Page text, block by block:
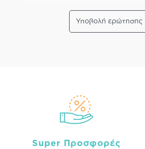
Υποβολή ερώτησης
Super Προσφορές